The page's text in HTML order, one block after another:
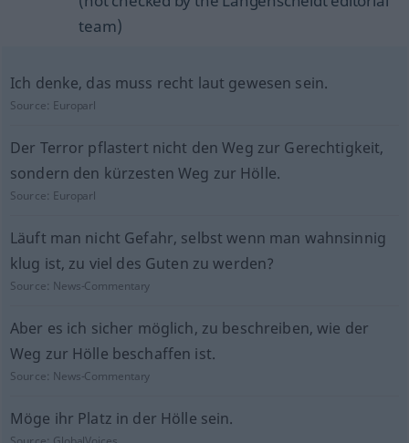
team)
Ich denke, das muss recht laut gewesen sein.
Source: Europarl
Der Terror pflastert nicht den Weg zur Gerechtigkeit,
sondern den kürzesten Weg zur Hölle.
Source: Europarl
Läuft man nicht Gefahr, selbst wenn man wahnsinnig
klug ist, zu viel des Guten zu werden?
Source: News-Commentary
Aber es ich sicher möglich, zu beschreiben, wie der
Weg zur Hölle beschaffen ist.
Source: News-Commentary
Möge ihr Platz in der Hölle sein.